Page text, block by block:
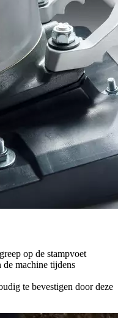
op de stampvoet
machine tijdens
te bevestigen door deze